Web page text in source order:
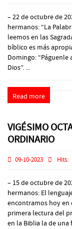
– 22 de octubre de
hermanos: “La
leemos en las
bíblico es más
Domingo: “Páguenle
Dios”. ...
Read more
VIGÉSIMO
ORDINARIO
09-10-2023 Hits:
– 15 de octubre de
hermanos: El
encontramos hoy en
primera lectura del
en la Biblia la de una